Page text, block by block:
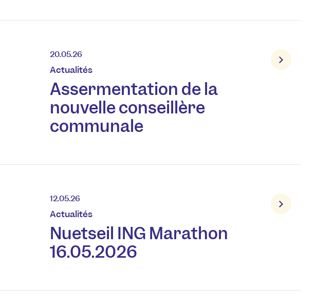
20.05.26
Actualités
Assermentation de la
nouvelle conseillère
communale
12.05.26
Actualités
Nuetseil ING Marathon
16.05.2026